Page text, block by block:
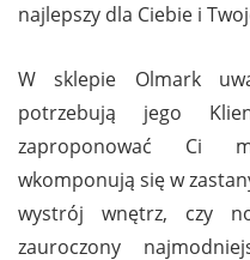
najlepszy dla Ciebie i
W sklepie Olmark
potrzebują jego
zaproponować Ci
wkomponują się w
wystrój wnętrz, czy
zauroczony